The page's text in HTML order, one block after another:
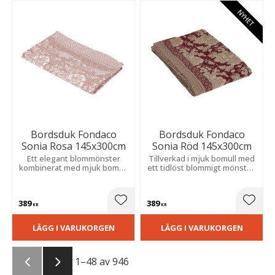
Bordsduk Fondaco
Sonia Rosa 145x300cm
Ett elegant blommönster
kombinerat med mjuk bomull
389KR Lägg till i favoriter
LÄGG I VARUKORGEN
Bordsduk Fondaco
Sonia Röd 145x300cm
Tillverkad i mjuk bomull med
ett tidlöst blommigt mönster.
389KR
NYHET
LÄGG I VARUKORGEN
1–48 av946